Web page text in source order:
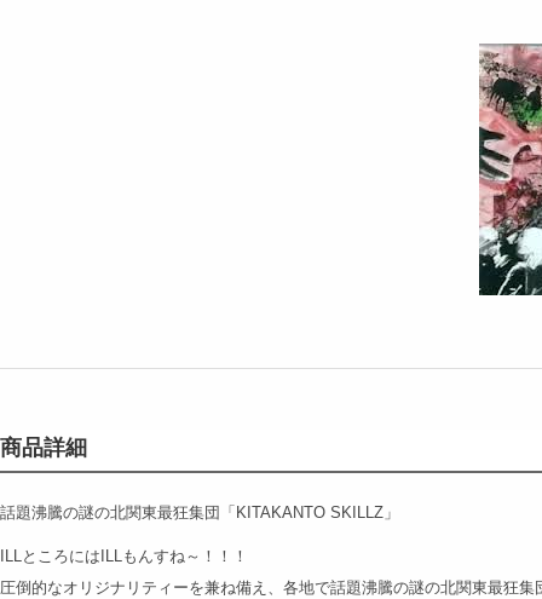
商品詳細
話題沸騰の謎の北関東最狂集団「KITAKANTO SKILLZ」
ILLところにはILLもんすね～！！！
圧倒的なオリジナリティーを兼ね備え、各地で話題沸騰の謎の北関東最狂